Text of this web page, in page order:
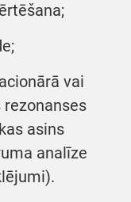
vai
asins
analīze